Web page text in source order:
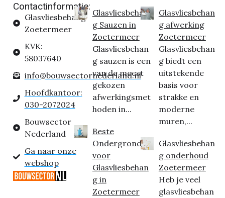
Contactinformatie:
Glasvliesbehang
Zoetermeer
KVK:
58037640
info@bouwsectornederland.nl
Hoofdkantoor:
030-2072024
Bouwsector
Nederland
Ga naar onze
webshop
Glasvliesbehan
g Sauzen in
Zoetermeer
Glasvliesbehan
g sauzen is een
van de meest
gekozen
afwerkingsmet
hoden in...
Beste
Ondergrond
voor
Glasvliesbehan
g in
Zoetermeer
Glasvliesbehan
g afwerking
Zoetermeer
Glasvliesbehan
g biedt een
uitstekende
basis voor
strakke en
moderne
muren,...
Glasvliesbehan
g onderhoud
Zoetermeer
Heb je veel
glasvliesbehan